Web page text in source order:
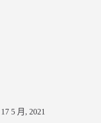
17 5 月, 2021